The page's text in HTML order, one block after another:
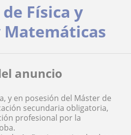
Física y
Matemáticas
anuncio
y en posesión del Máster de
secundaria obligatoria,
profesional por la